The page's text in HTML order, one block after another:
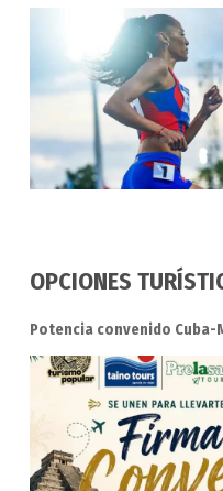
OPCIONES
Potencia convenido